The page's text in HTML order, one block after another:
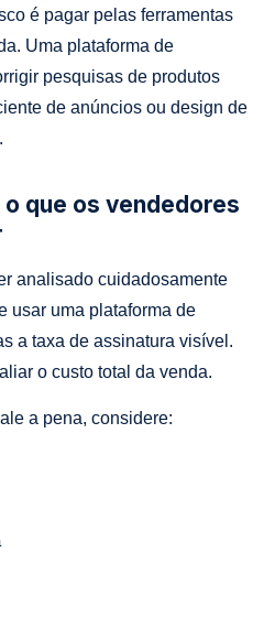
é pagar pelas ferramentas
Uma plataforma de
pesquisas de produtos
de anúncios ou design de
que os vendedores
analisado cuidadosamente
usar uma plataforma de
a taxa de assinatura visível.
o custo total da venda.
a pena, considere: